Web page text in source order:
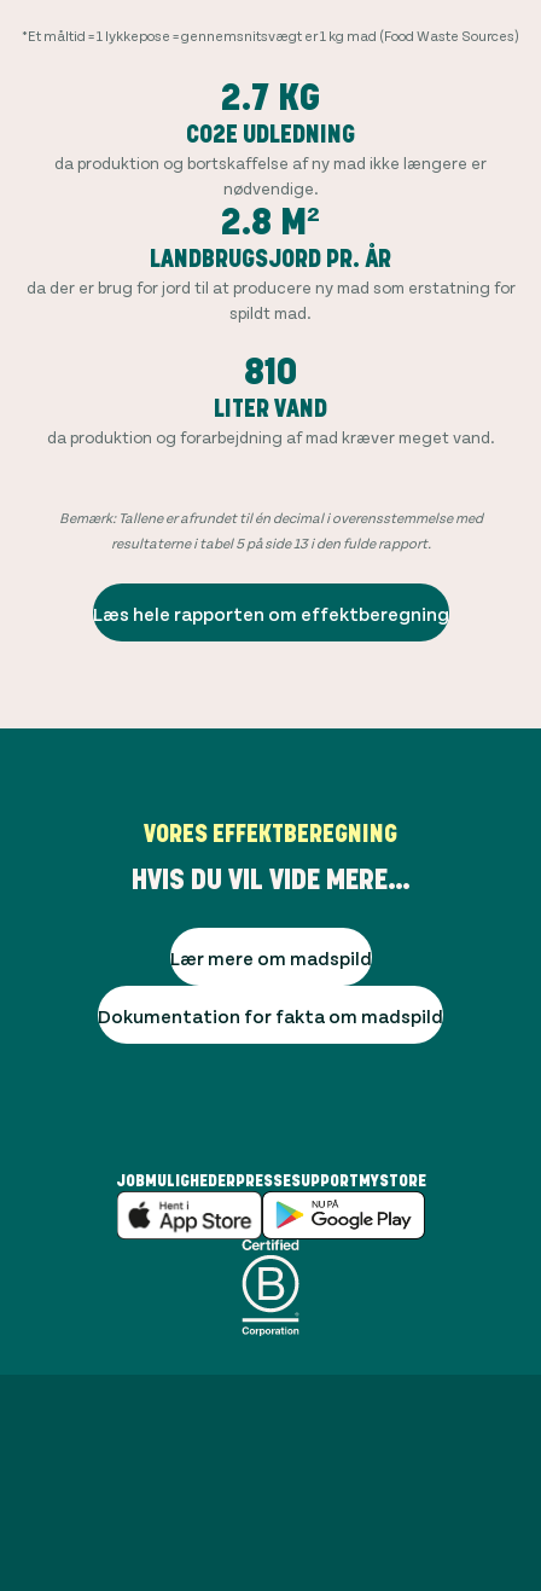
*Et måltid = 1 lykkepose = gennemsnitsvægt er 1 kg mad (Food Waste Sources)
2.7 KG
CO2E UDLEDNING
da produktion og bortskaffelse af ny mad ikke længere er
nødvendige.
2.8 M²
LANDBRUGSJORD PR. ÅR
da der er brug for jord til at producere ny mad som erstatning for
spildt mad.
810
LITER VAND
da produktion og forarbejdning af mad kræver meget vand.
Bemærk: Tallene er afrundet til én decimal i overensstemmelse med
resultaterne i tabel 5 på side 13 i den fulde rapport.
Læs hele rapporten om effektberegning
VORES EFFEKTBEREGNING
HVIS DU VIL VIDE MERE…
Lær mere om madspild
Dokumentation for fakta om madspild
JOBMULIGHEDERPRESSESUPPORT MYSTORE